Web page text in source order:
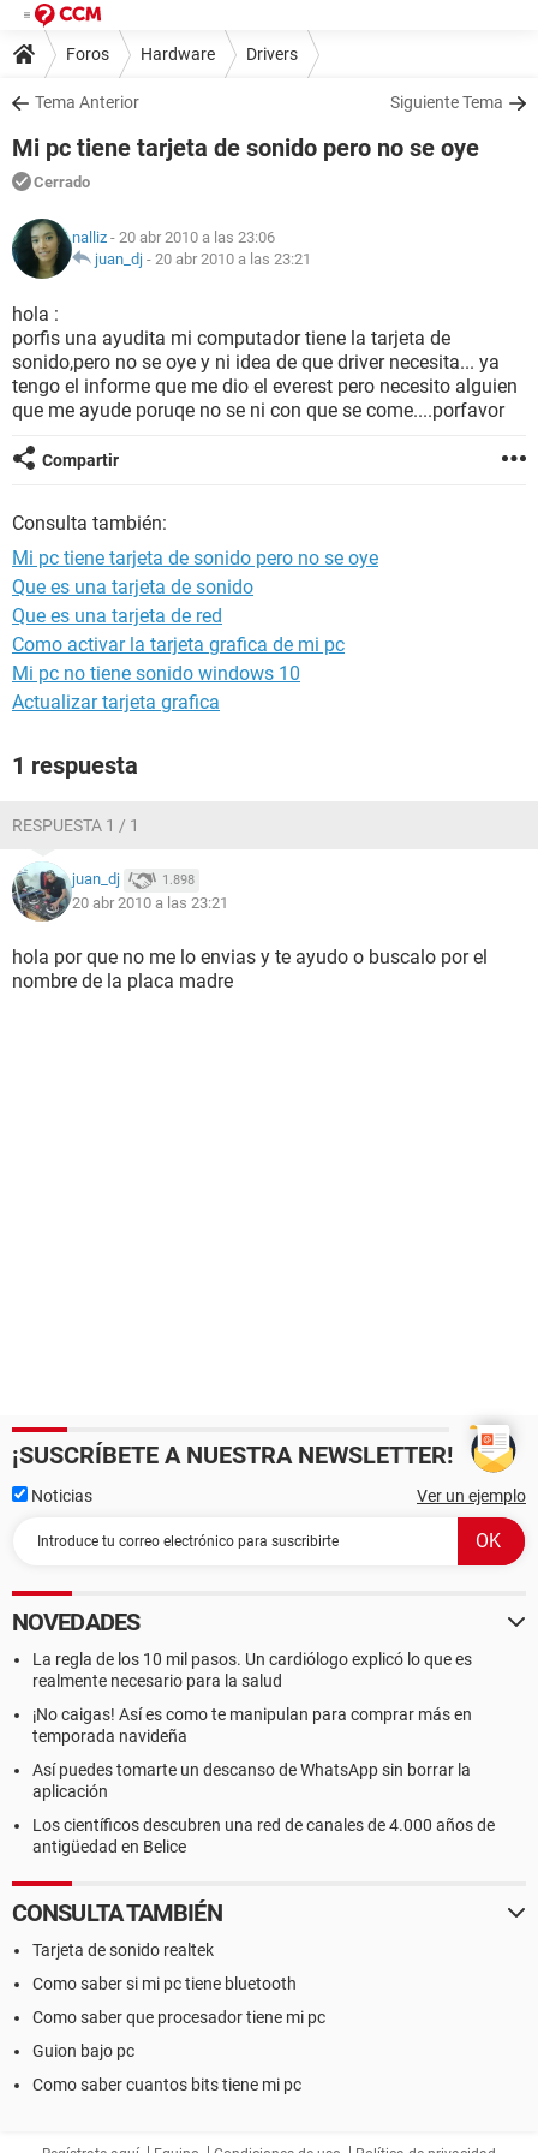
Foros Hardware Drivers
Tema Anterior Siguiente Tema
Mi pc tiene tarjeta de sonido pero no se oye
Cerrado
nalliz - 20 abr 2010 a las 23:06
juan_dj - 20 abr 2010 a las 23:21
hola :
porfis una ayudita mi computador tiene la tarjeta de
sonido,pero no se oye y ni idea de que driver necesita... ya
tengo el informe que me dio el everest pero necesito alguien
que me ayude poruqe no se ni con que se come....porfavor
Compartir
Consulta también:
Mi pc tiene tarjeta de sonido pero no se oye
Que es una tarjeta de sonido
Que es una tarjeta de red
Como activar la tarjeta grafica de mi pc
Mi pc no tiene sonido windows 10
Actualizar tarjeta grafica
1 respuesta
RESPUESTA 1 / 1
juan_dj 1.898
20 abr 2010 a las 23:21
hola por que no me lo envias y te ayudo o buscalo por el
nombre de la placa madre
¡SUSCRÍBETE A NUESTRA NEWSLETTER!
Noticias Ver un ejemplo
NOVEDADES
La regla de los 10 mil pasos. Un cardiólogo explicó lo que es
realmente necesario para la salud
¡No caigas! Así es como te manipulan para comprar más en
temporada navideña
Así puedes tomarte un descanso de WhatsApp sin borrar la
aplicación
Los científicos descubren una red de canales de 4.000 años de
antigüedad en Belice
CONSULTA TAMBIÉN
Tarjeta de sonido realtek
Como saber si mi pc tiene bluetooth
Como saber que procesador tiene mi pc
Guion bajo pc
Como saber cuantos bits tiene mi pc